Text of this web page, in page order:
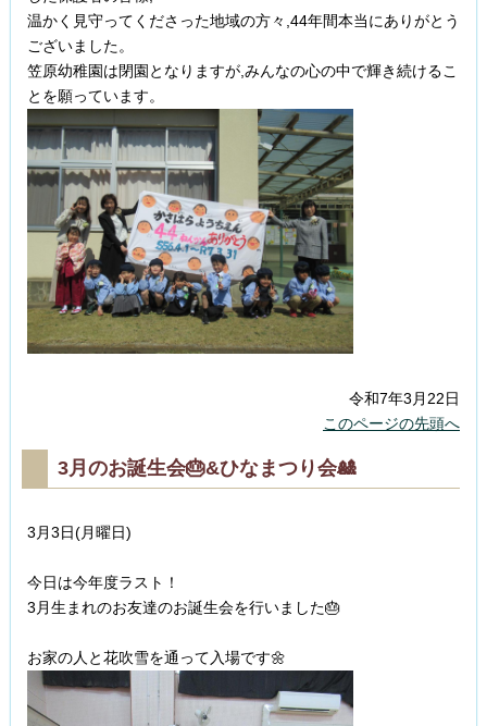
温かく見守ってくださった地域の方々,44年間本当にありがとう
ございました。
笠原幼稚園は閉園となりますが,みんなの心の中で輝き続けるこ
とを願っています。
令和7年3月22日
このページの先頭へ
3月のお誕生会🎂&ひなまつり会🎎
3月3日(月曜日)
今日は今年度ラスト！
3月生まれのお友達のお誕生会を行いました🎂
お家の人と花吹雪を通って入場です🌼